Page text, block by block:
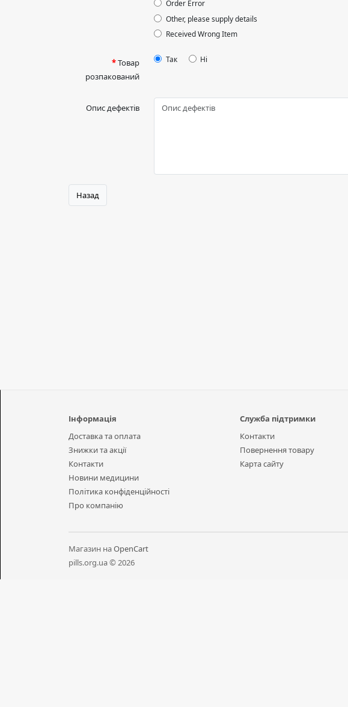
Order Error
Other, please supply details
Received Wrong Item
Товар
розпакований
Так Ні
Опис дефектів
Назад
Інформація
Доставка та оплата
Знижки та акції
Контакти
Новини медицини
Політика конфіденційності
Про компанію
Служба підтримки
Контакти
Повернення товару
Карта сайту
Магазин наOpenCart
pills.org.ua © 2026